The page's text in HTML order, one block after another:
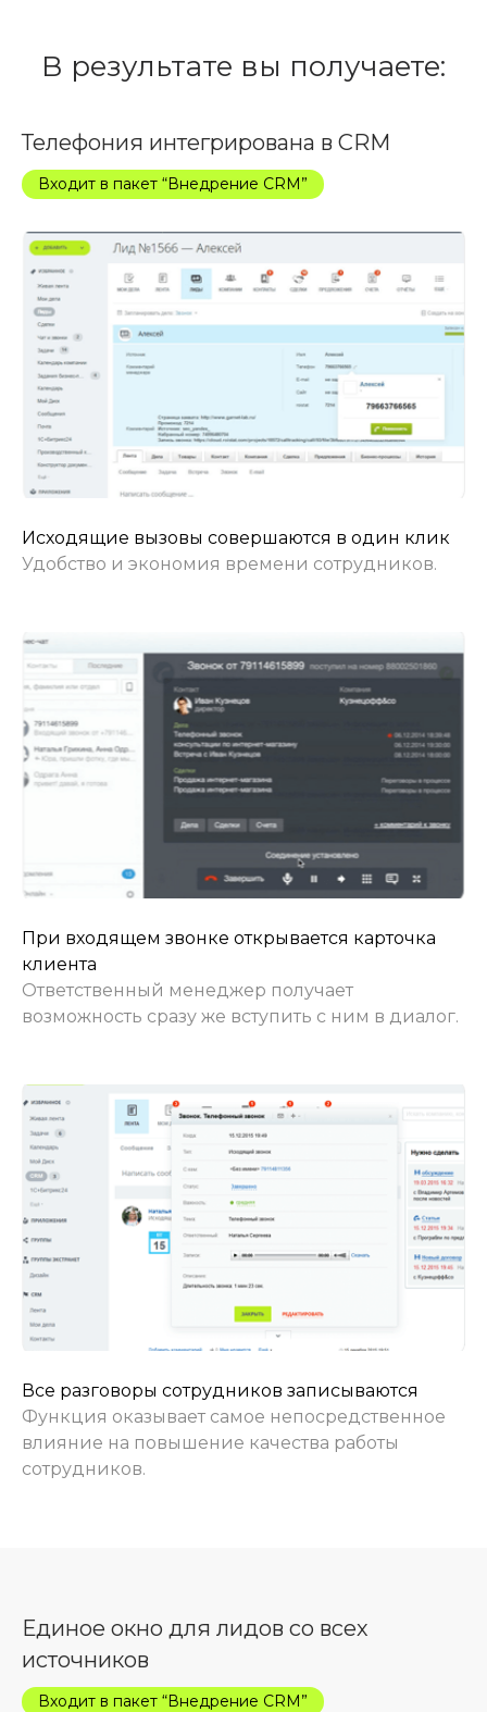
В результате вы получаете:
Телефония интегрирована в CRM
Входит в пакет “Внедрение CRM”
Исходящие вызовы совершаются в один клик
Удобство и экономия времени сотрудников.
При входящем звонке открывается карточка
клиента
Ответственный менеджер получает
возможность сразу же вступить с ним в диалог.
Все разговоры сотрудников записываются
Функция оказывает самое непосредственное
влияние на повышение качества работы
сотрудников.
Единое окно для лидов со всех
источников
Входит в пакет “Внедрение CRM”